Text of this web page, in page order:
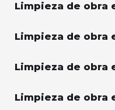
Limpieza de obra
Limpieza de obra
Limpieza de obra
Limpieza de obra